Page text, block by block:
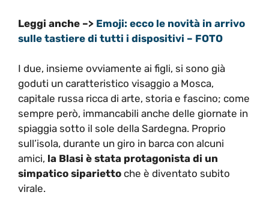
Leggi anche –> Emoji: ecco le novità in arrivo
sulle tastiere di tutti i dispositivi – FOTO
I due, insieme ovviamente ai figli, si sono già
goduti un caratteristico visaggio a Mosca,
capitale russa ricca di arte, storia e fascino; come
sempre però, immancabili anche delle giornate in
spiaggia sotto il sole della Sardegna. Proprio
sull’isola, durante un giro in barca con alcuni
amici, la Blasi è stata protagonista di un
simpatico siparietto che è diventato subito
virale.